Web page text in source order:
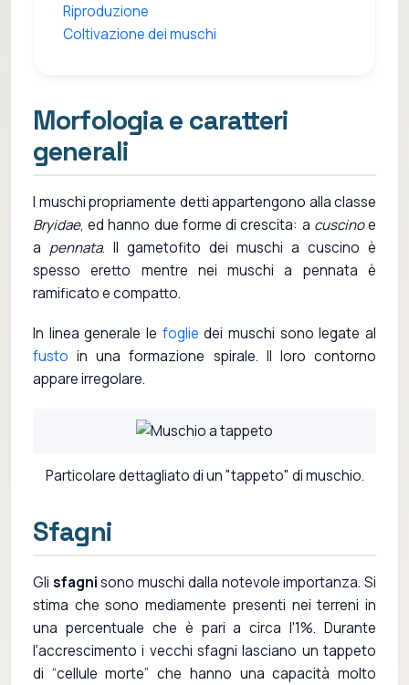
Riproduzione
Coltivazione dei muschi
Morfologia e caratteri
generali
I muschi propriamente detti appartengono alla classe
Bryidae, ed hanno due forme di crescita: a cuscinoe
a pennata. Il gametofito dei muschi a cuscino è
spesso eretto mentre nei muschi a pennata è
ramificato e compatto.
In linea generale le foglie dei muschi sono legate al
fusto in una formazione spirale. Il loro contorno
appare irregolare.
Particolare dettagliato di un "tappeto" di muschio.
Sfagni
Gli sfagnisono muschi dalla notevole importanza. Si
stima che sono mediamente presenti nei terreni in
una percentuale che è pari a circa l'1%. Durante
l'accrescimento i vecchi sfagni lasciano un tappeto
di “cellule morte” che hanno una capacità molto